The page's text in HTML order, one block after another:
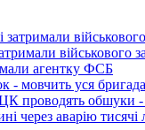
військового
агентку ФСБ
- мовчить уся
проводять обшуки
через аварію